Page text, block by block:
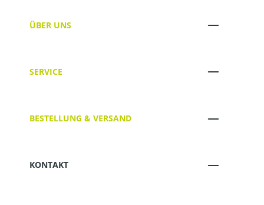
ÜBER UNS
SERVICE
BESTELLUNG & VERSAND
KONTAKT